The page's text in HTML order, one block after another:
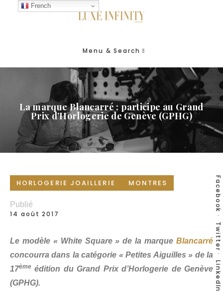
Menu & Search
La marque Blancarré : participe au Grand
Prix d’Horlogerie de Genève (GPHG)
Facebook
Twitter
LinkedIn
HORLOGERIE JOAILLERIE MONTRES
Publié
14 août 2017
Le modèle « White Square » de la marque Blancarré
concourra dans la catégorie « Petites Aiguilles » de la
17ème édition du Grand Prix d’Horlogerie de Genève
(GPHG).
French